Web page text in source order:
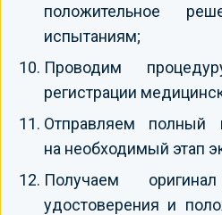
положительное
испытаниям;
Проводим
регистрации
Отправляем полный
на необходимый этап
Получаем оригинал
удостоверения и